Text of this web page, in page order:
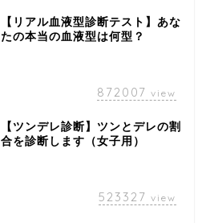
【リアル血液型診断テスト】あな
たの本当の血液型は何型？
872007 view
【ツンデレ診断】ツンとデレの割
合を診断します（女子用）
523327 view